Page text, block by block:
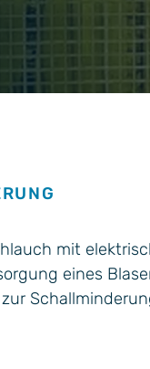
Technik
mit
eines